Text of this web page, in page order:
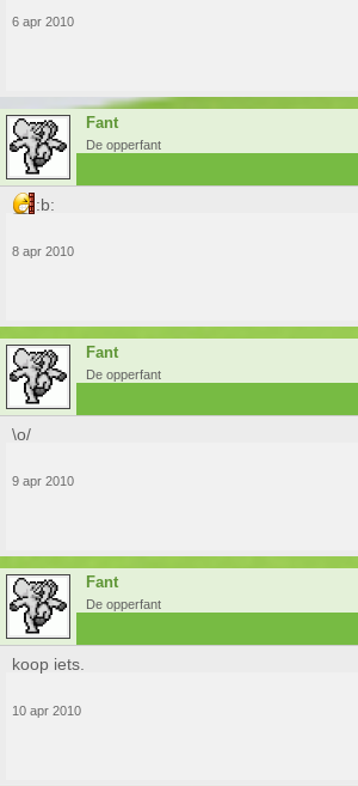
6 apr 2010
Fant
De opperfant
:b:
8 apr 2010
Fant
De opperfant
\o/
9 apr 2010
Fant
De opperfant
koop iets.
10 apr 2010